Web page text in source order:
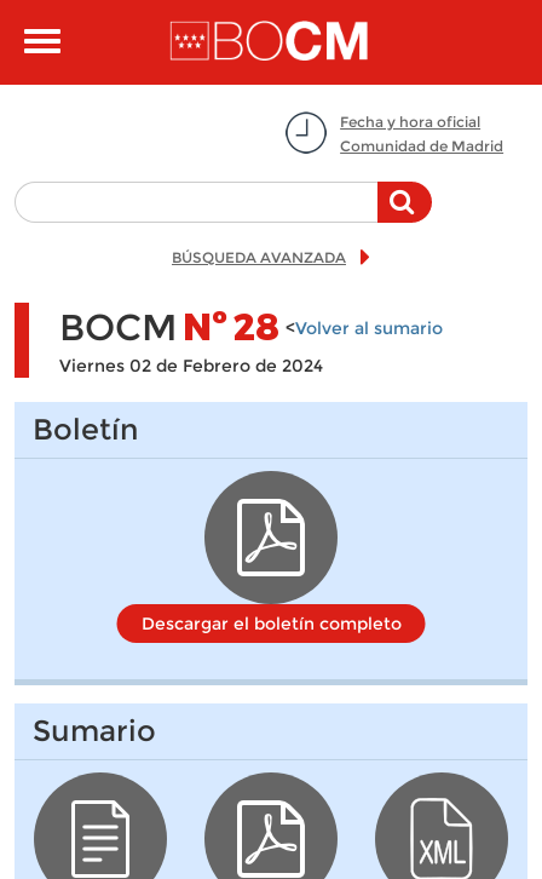
Toggle
Fecha y hora oficial
Comunidad de Madrid
BÚSQUEDA AVANZADA
BOCM Nº28 <Volver al sumario
Viernes 02 de Febrero de 2024
Boletín
Descargar el boletín completo
Sumario